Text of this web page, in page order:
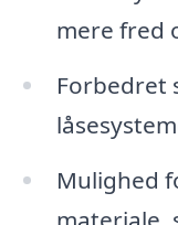
mere fred
Forbedret
Mulighed